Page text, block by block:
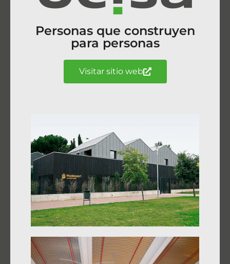
Personas que construyen
para personas
Visitar sitio web